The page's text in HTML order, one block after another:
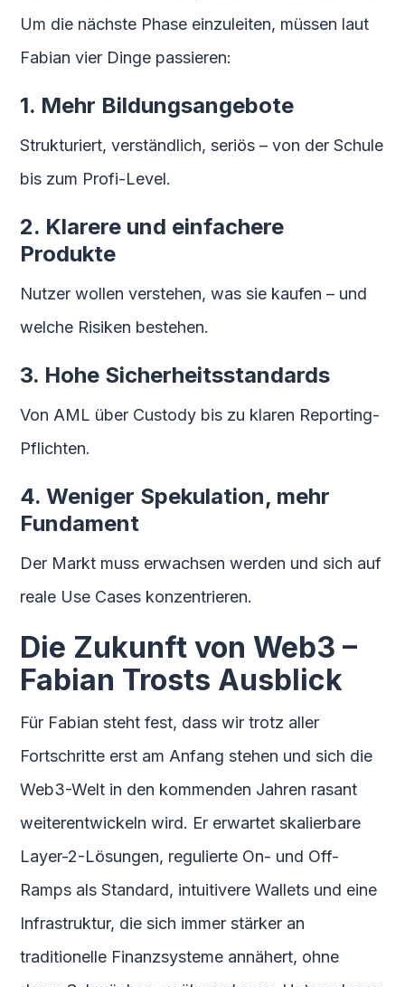
Um die nächste Phase einzuleiten, müssen laut
Fabian vier Dinge passieren:
1. Mehr Bildungsangebote
Strukturiert, verständlich, seriös – von der Schule
bis zum Profi-Level.
2. Klarere und einfachere
Produkte
Nutzer wollen verstehen, was sie kaufen – und
welche Risiken bestehen.
3. Hohe Sicherheitsstandards
Von AML über Custody bis zu klaren Reporting-
Pflichten.
4. Weniger Spekulation, mehr
Fundament
Der Markt muss erwachsen werden und sich auf
reale Use Cases konzentrieren.
Die Zukunft von Web3 –
Fabian Trosts Ausblick
Für Fabian steht fest, dass wir trotz aller
Fortschritte erst am Anfang stehen und sich die
Web3-Welt in den kommenden Jahren rasant
weiterentwickeln wird. Er erwartet skalierbare
Layer-2-Lösungen, regulierte On- und Off-
Ramps als Standard, intuitivere Wallets und eine
Infrastruktur, die sich immer stärker an
traditionelle Finanzsysteme annähert, ohne